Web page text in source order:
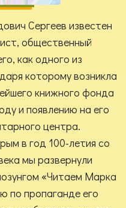
Сергеев известен
общественный
как одного из
которому возникла
книжного фонда
и появлению на его
центра.
в год 100-летия со
мы развернули
«Читаем Марка
по пропаганде его